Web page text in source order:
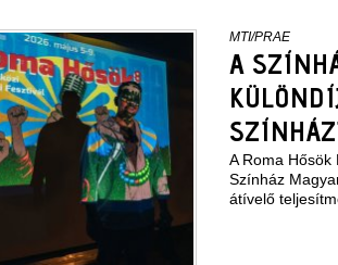
MTI/PRAE
A
A Roma Hősök
Színház
átívelő